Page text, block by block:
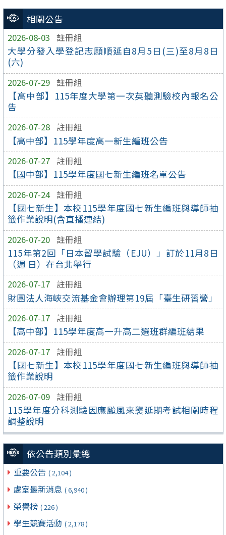
相關公告
2026-08-03 註冊組
大學分發入學登記志願順延自8月5日(三)至8月8日
(六)
2026-07-29 註冊組
【高中部】115年度大學第一次英聽測驗校內報名公
告
2026-07-28 註冊組
【高中部】115學年度高一新生編班公告
2026-07-27 註冊組
【國中部】115學年度國七新生編班名單公告
2026-07-24 註冊組
【國七新生】本校115學年度國七新生編班與導師抽
籤作業說明(含直播連結)
2026-07-20 註冊組
115年第2回「日本留學試驗（EJU）」訂於11月8日
（週 日）在台北舉行
2026-07-17 註冊組
財團法人海峽交流基金會辦理第19屆「臺生研習營」
2026-07-17 註冊組
【高中部】115學年度高一升高二選班群編班結果
2026-07-17 註冊組
【國七新生】本校115學年度國七新生編班與導師抽
籤作業說明
2026-07-09 註冊組
115學年度分科測驗因應颱風來襲延期考試相關時程
調整說明
依公告類別彙總
重要公告 ( 2,104 )
處室最新消息 ( 6,940 )
榮譽榜 ( 226 )
學生競賽活動 ( 2,178 )